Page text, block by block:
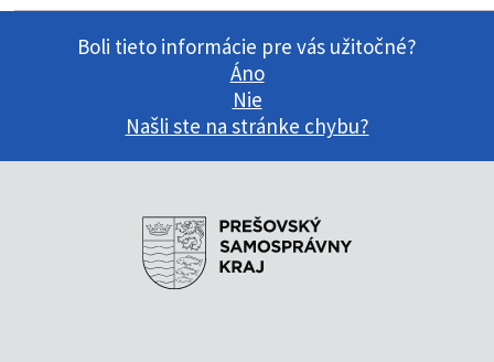
Boli tieto informácie pre vás užitočné?
Áno
Nie
Našli ste na stránke chybu?